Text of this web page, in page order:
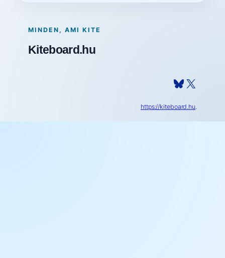
MINDEN, AMI KITE
Kiteboard.hu
Bluesky X
https://kiteboard.hu.